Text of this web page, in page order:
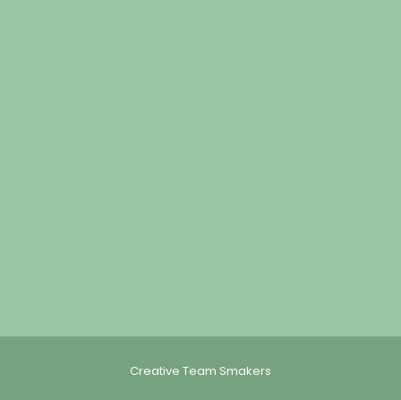
Creative Team Smakers